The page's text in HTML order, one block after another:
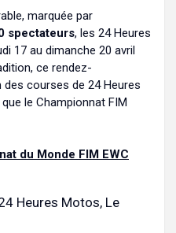
marquée par
spectateurs, les 24 Heures
17 au dimanche 20 avril
ce rendez-
courses de 24 Heures
le Championnat FIM
du Monde FIM EWC
Heures Motos, Le